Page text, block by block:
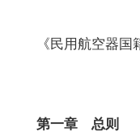
《民用航空器国籍
第一章 总则